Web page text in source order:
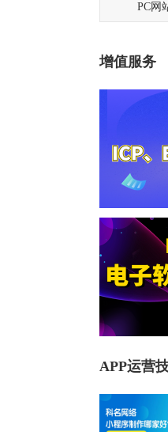
PC网
增值服务
APP运营